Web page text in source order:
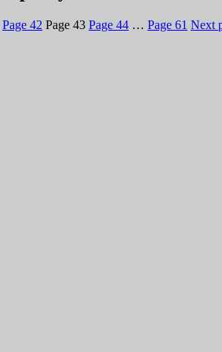
Page 42 Page 43 Page 44 … Page 61 Next